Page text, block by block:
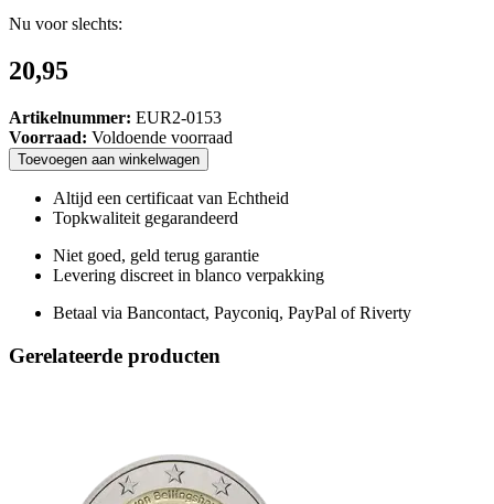
Nu voor slechts:
20,95
Artikelnummer: EUR2-0153
Voorraad: Voldoende voorraad
Toevoegen aan winkelwagen
Altijd een certificaat van Echtheid
Topkwaliteit gegarandeerd
Niet goed, geld terug garantie
Levering discreet in blanco verpakking
Betaal via Bancontact, Payconiq, PayPal of Riverty
Gerelateerde producten